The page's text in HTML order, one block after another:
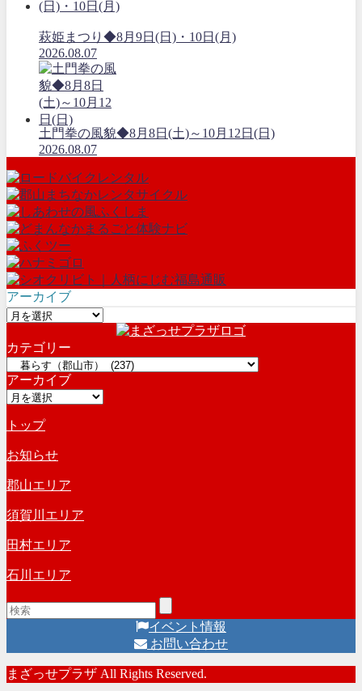
萩姫まつり◆8月9日(日)・10日(月)
2026.08.07
土門拳の風貌◆8月8日(土)～10月12日(日)
2026.08.07
アーカイブ
ア
カ
ブ
カテゴリー
テ
ゴ
ー
アーカイブ
ア
カ
イ
ブ
トップ
お知らせ
郡山エリア
須賀川エリア
田村エリア
石川エリア
イベント情報
お問い合わせ
まざっせプラザ All Rights Reserved.